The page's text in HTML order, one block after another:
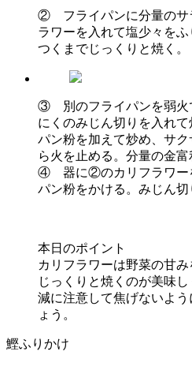
② フライパンに分量のサ
ラワーを入れて塩少々を
つくまでじっくりと焼く。
③ 別のフライパンを弱火
にくのみじん切りを入れ
パン粉を加えて炒め、サ
ら火を止める。分量の金富
④ 器に②のカリフラワー
パン粉をかける。みじん切
本日のポイント
カリフラワーは野菜の甘
じっくりと焼くのが美味
減に注意して焦げないよ
ょう。
鰹ふりかけ